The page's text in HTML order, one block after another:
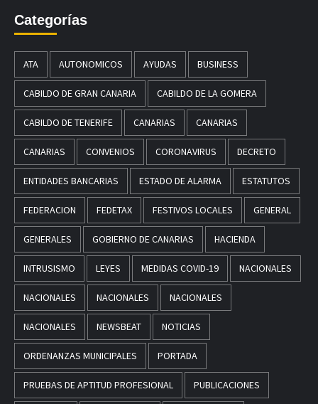
Categorías
ATA AUTONOMICOS AYUDAS BUSINESS
CABILDO DE GRAN CANARIA CABILDO DE LA GOMERA
CABILDO DE TENERIFE CANARIAS CANARIAS
CANARIAS CONVENIOS CORONAVIRUS DECRETO
ENTIDADES BANCARIAS ESTADO DE ALARMA ESTATUTOS
FEDERACION FEDETAX FESTIVOS LOCALES GENERAL
GENERALES GOBIERNO DE CANARIAS HACIENDA
INTRUSISMO LEYES MEDIDAS COVID-19 NACIONALES
NACIONALES NACIONALES NACIONALES
NACIONALES NEWSBEAT NOTICIAS
ORDENANZAS MUNICIPALES PORTADA
PRUEBAS DE APTITUD PROFESIONAL PUBLICACIONES